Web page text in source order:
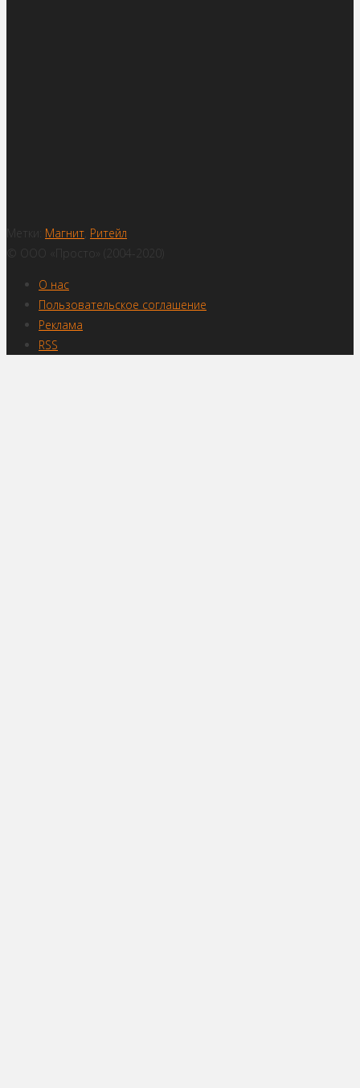
Метки: Магнит Ритейл
© ООО «Просто» (2004-2020)
О нас
Пользовательское соглашение
Реклама
RSS